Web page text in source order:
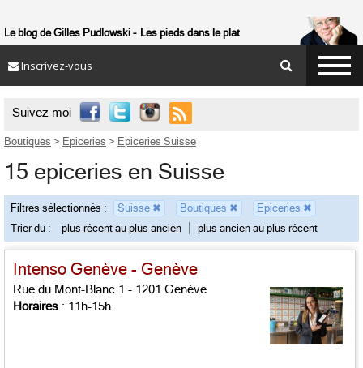
Le blog de Gilles Pudlowski Les pieds dans le plat
Inscrivez-vous
Suivez moi 
Boutiques > Epiceries > Epiceries Suisse
15 epiceries en Suisse
Filtres sélectionnés : Suisse ✖ Boutiques ✖ Epiceries ✖
Trier du :
plus récent au plus ancien plus ancien au plus récent
Intenso Genève - Genève
Rue du Mont-Blanc 1 - 1201 Genève
Horaires : 11h-15h.